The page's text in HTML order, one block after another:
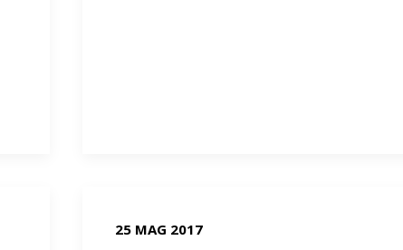
25 MAG 2017